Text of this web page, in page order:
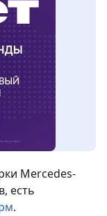
Mercedes-
есть
.